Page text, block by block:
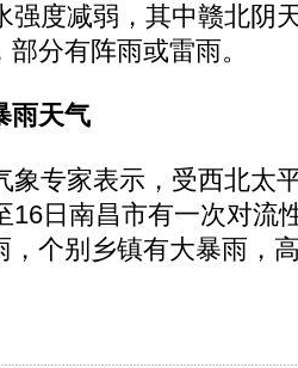
度减弱，其中赣北阴
分有阵雨或雷雨。
雨天气
专家表示，受西北太
16日南昌市有一次对流
，个别乡镇有大暴雨，